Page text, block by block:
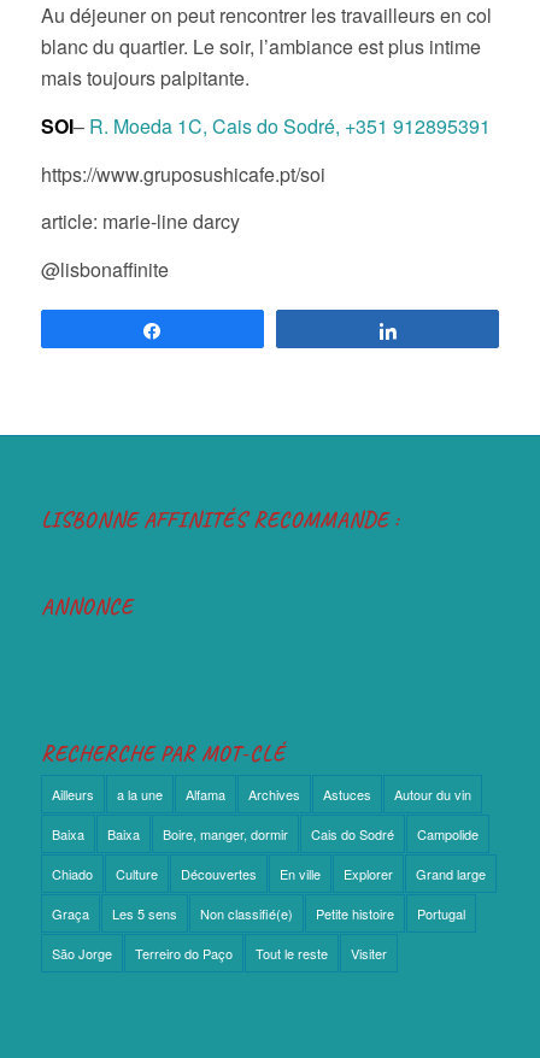
Au déjeuner on peut rencontrer les travailleurs en col
blanc du quartier. Le soir, l’ambiance est plus intime
mais toujours palpitante.
SOI– R. Moeda 1C, Cais do Sodré, +351 912895391
https://www.gruposushicafe.pt/soi
article: marie-line darcy
@lisbonaffinite
LISBONNE AFFINITÉS RECOMMANDE :
ANNONCE
RECHERCHE PAR MOT-CLÉ
Ailleurs a la une Alfama Archives Astuces Autour du vin
Baixa Baixa Boire, manger, dormir Cais do Sodré Campolide
Chiado Culture Découvertes En ville Explorer Grand large
Graça Les 5 sens Non classifié(e) Petite histoire Portugal
São Jorge Terreiro do Paço Tout le reste Visiter